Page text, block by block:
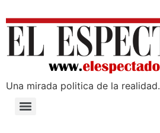
Una mirada poli­tica de la realidad.